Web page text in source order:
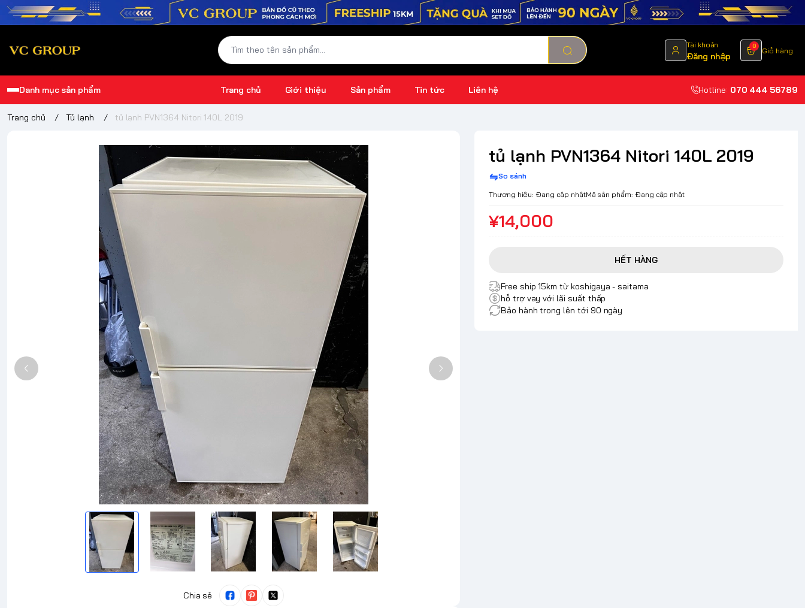
Tài khoản
Đăng nhập
0
Giỏ hàng
Danh mục sản phẩm Trang chủ Giới thiệu Sản phẩm Tin tức Liên hệ Hotline: 070 444 56789
Trang chủ / Tủ lạnh / tủ lạnh PVN1364 Nitori 140L 2019
Chia sẻ
tủ lạnh PVN1364 Nitori 140L 2019
So sánh
Thương hiệu: Đang cập nhậtMã sản phẩm: Đang cập nhật
¥14,000
HẾT HÀNG
Free ship 15km từ koshigaya - saitama
hỗ trợ vay với lãi suất thấp
Bảo hành trong lên tới 90 ngày